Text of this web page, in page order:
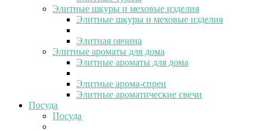
Элитные шкуры и меховые изделия
Элитные шкуры и меховые изделия
Элитная овчина
Элитные ароматы для дома
Элитные ароматы для дома
Элитные арома-спреи
Элитные ароматические свечи
Посуда
Посуда